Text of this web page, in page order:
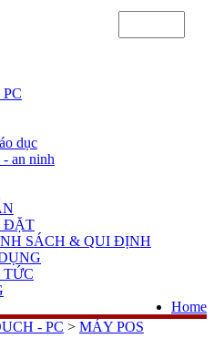
dục
an ninh
ĐẶT
SÁCH & QUI ĐỊNH
TỨC
Home
- PC > MÁY POS